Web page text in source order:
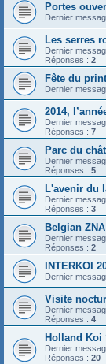
Portes
Dernier
Les serres
Dernier
Réponses : 2
Fête du
Dernier
2014,
Dernier
Réponses : 7
Parc du
Dernier
Réponses : 5
L'avenir du
Dernier
Réponses : 3
Belgian
Dernier
Réponses : 2
INTERKOI
Dernier
Visite
Dernier
Réponses : 4
Holland Koi
Dernier
Réponses : 20